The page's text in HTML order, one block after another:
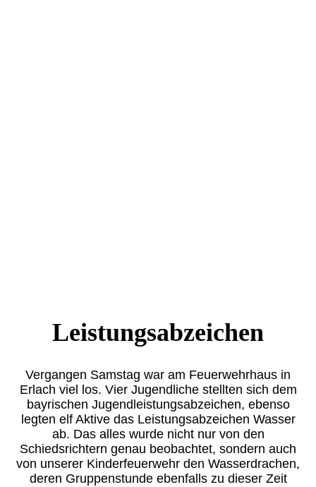
Leistungsabzeichen
Vergangen Samstag war am Feuerwehrhaus in
Erlach viel los. Vier Jugendliche stellten sich dem
bayrischen Jugendleistungsabzeichen, ebenso
legten elf Aktive das Leistungsabzeichen Wasser
ab. Das alles wurde nicht nur von den
Schiedsrichtern genau beobachtet, sondern auch
von unserer Kinderfeuerwehr den Wasserdrachen,
deren Gruppenstunde ebenfalls zu dieser Zeit